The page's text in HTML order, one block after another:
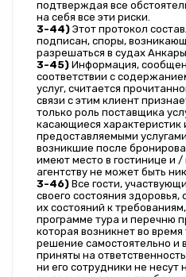
подтверждая все
на себя все эти риски.
3-44) Этот протокол
подписан, споры,
разрешаться в судах
3-45) Информация,
соответствии с
услуг, считается
связи с этим клиент
только роль поставщика
касающиеся характеристик
предоставляемыми
возникшие после
имеют место в гостинице и /
агентству не может быть
3-46) Все гости,
своего состояния здоровья,
их состояний к
программе тура и перечню
которая возникнет во
решение самостоятельно и
приняты на
ни его сотрудники не несут